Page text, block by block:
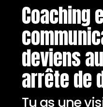
Coaching
deviens
arrête de
Tu as une